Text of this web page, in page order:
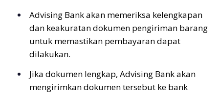
Advising Bank akan memeriksa kelengkapan
dan keakuratan dokumen pengiriman barang
untuk memastikan pembayaran dapat
dilakukan.
Jika dokumen lengkap, Advising Bank akan
mengirimkan dokumen tersebut ke bank